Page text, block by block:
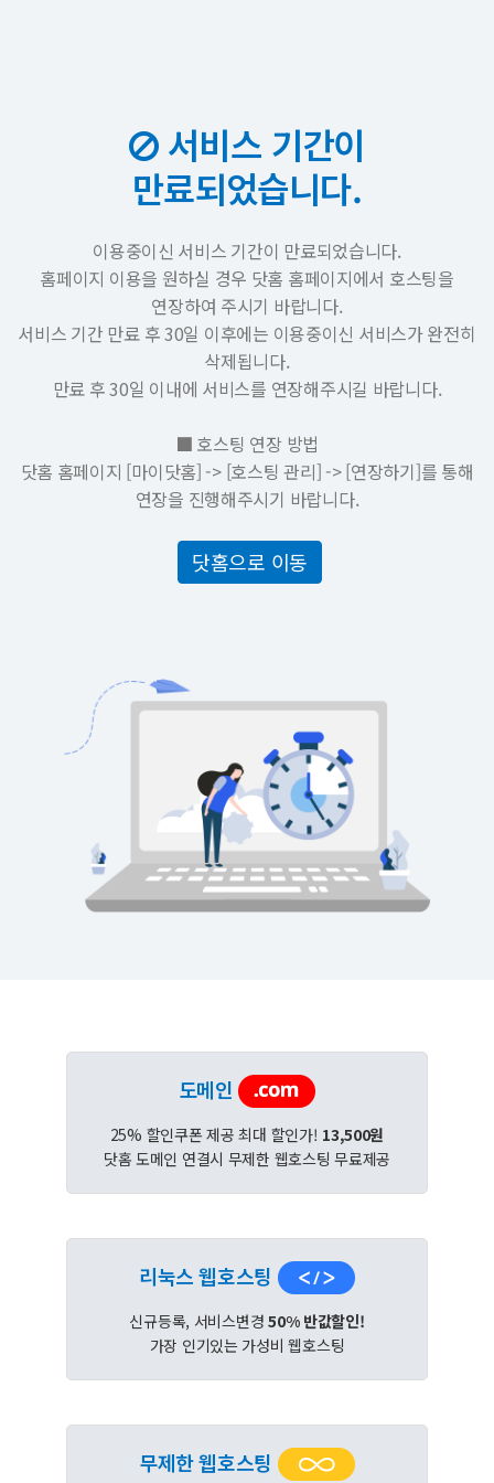
서비스 기간이
만료되었습니다.
이용중이신 서비스 기간이 만료되었습니다.
홈페이지 이용을 원하실 경우 닷홈 홈페이지에서 호스팅을
연장하여 주시기 바랍니다.
서비스 기간 만료 후 30일 이후에는 이용중이신 서비스가 완전히
삭제됩니다.
만료 후 30일 이내에 서비스를 연장해주시길 바랍니다.
■ 호스팅 연장 방법
닷홈 홈페이지 [마이닷홈] -> [호스팅 관리] -> [연장하기]를 통해
연장을 진행해주시기 바랍니다.
닷홈으로 이동
도메인
25% 할인쿠폰 제공 최대 할인가! 13,500원
닷홈 도메인 연결시 무제한 웹호스팅 무료제공
리눅스 웹호스팅
신규등록, 서비스변경50% 반값할인!
가장 인기있는 가성비 웹호스팅
무제한 웹호스팅